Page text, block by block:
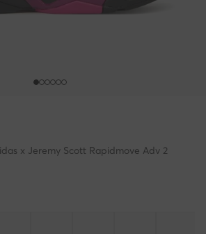
x Jeremy Scott Rapidmove Adv 2